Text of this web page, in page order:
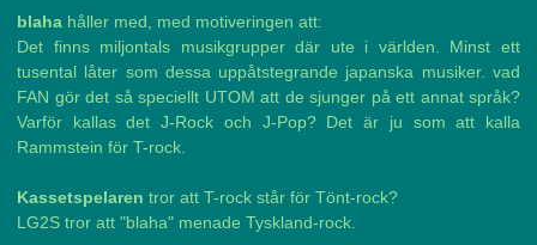
blaha håller med, med motiveringen att:
Det finns miljontals musikgrupper där ute i världen. Minst ett
tusental låter som dessa uppåtstegrande japanska musiker. vad
FAN gör det så speciellt UTOM att de sjunger på ett annat språk?
Varför kallas det J-Rock och J-Pop? Det är ju som att kalla
Rammstein för T-rock.
Kassetspelaren tror att T-rock står för Tönt-rock?
LG2S tror att "blaha" menade Tyskland-rock.